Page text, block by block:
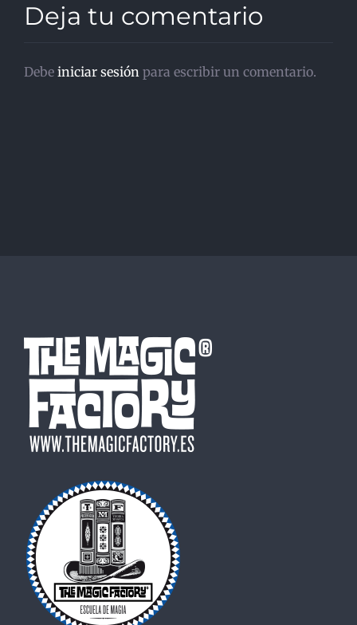
Deja tu comentario
Debe iniciar sesión para escribir un comentario.